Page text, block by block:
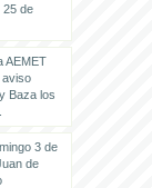
de
AEMET
aviso
Baza los
3 de
de